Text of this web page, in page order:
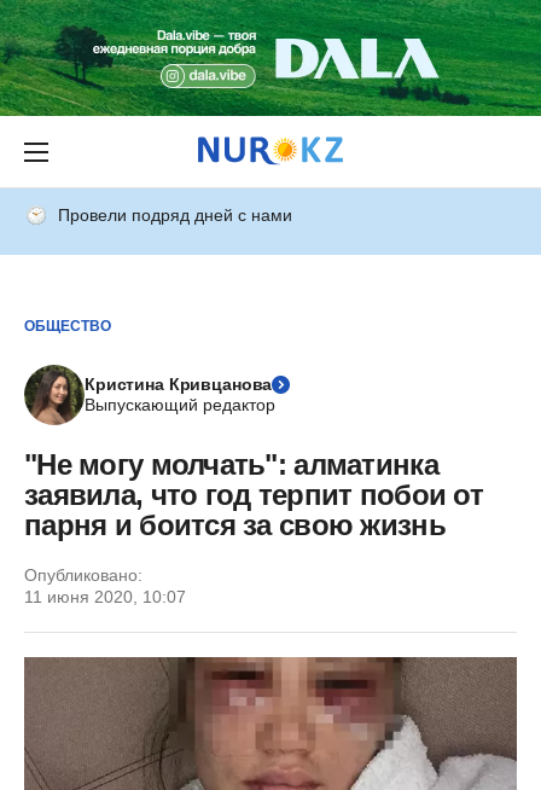
Провели подряд дней с нами
ОБЩЕСТВО
Кристина Кривцанова
Выпускающий редактор
"Не могу молчать": алматинка
заявила, что год терпит побои от
парня и боится за свою жизнь
Опубликовано:
11 июня 2020, 10:07